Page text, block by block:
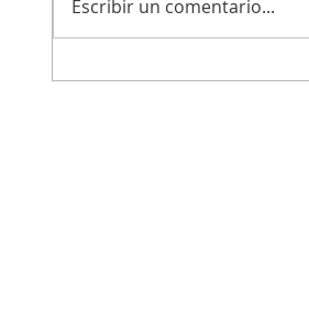
Escribir un comentario...